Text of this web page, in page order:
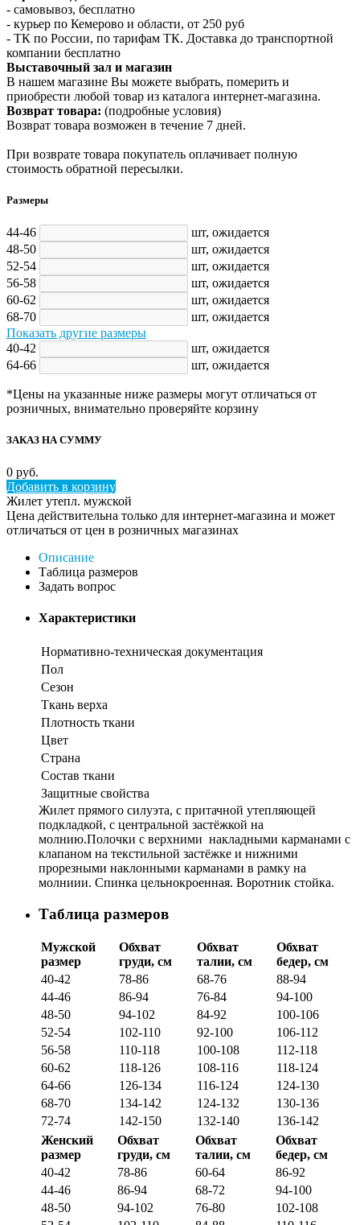
- самовывоз, бесплатно
- курьер по Кемерово и области, от 250 руб
- ТК по России, по тарифам ТК. Доставка до транспортной
компании бесплатно
Выставочный зал и магазин
В нашем магазине Вы можете выбрать, померить и
приобрести любой товар из каталога интернет-магазина.
Возврат товара: (подробные условия)
Возврат товара возможен в течение 7 дней.
При возврате товара покупатель оплачивает полную
стоимость обратной пересылки.
Размеры
44-46 шт, ожидается
48-50
шт, ожидается
52-54
шт, ожидается
56-58
шт, ожидается
60-62
шт, ожидается
68-70
шт, ожидается
Показать другие размеры
40-42
шт, ожидается
64-66
шт, ожидается
*Цены на указанные ниже размеры могут отличаться от
розничных, внимательно проверяйте корзину
ЗАКАЗ НА СУММУ
0 руб.
Добавить в корзину
Жилет утепл. мужской
Цена действительна только для интернет-магазина и может
отличаться от цен в розничных магазинах
Описание
Таблица размеров
Задать вопрос
Характеристики
Нормативно-техническая документация
Пол
Сезон
Ткань верха
Плотность ткани
Цвет
Страна
Состав ткани
Защитные свойства
Жилет прямого силуэта, с притачной утепляющей
подкладкой, с центральной застёжкой на
молнию.Полочки с верхними накладными карманами с
клапаном на текстильной застёжке и нижними
прорезными наклонными карманами в рамку на
молниии. Спинка цельнокроенная. Воротник стойка.
Таблица размеров
Мужской
размер
Обхват
груди, см
Обхват
талии, см
Обхват
бедер, см
40-42
78-86 68-76
88-94
44-46
86-94 76-84
94-100
48-50
94-102 84-92
100-106
52-54
102-110 92-100
106-112
56-58
110-118 100-108
112-118
60-62
118-126 108-116
118-124
64-66
126-134 116-124
124-130
68-70
134-142 124-132
130-136
72-74
142-150 132-140
136-142
Женский
размер
Обхват
груди, см
Обхват
талии, см
Обхват
бедер, см
40-42
78-86 60-64
86-92
44-46
86-94 68-72
94-100
48-50
94-102 76-80
102-108